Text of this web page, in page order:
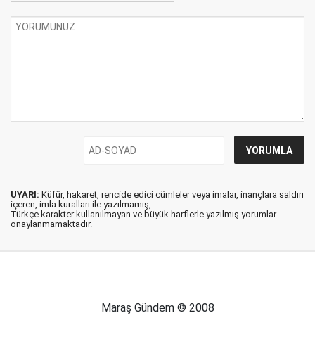
UYARI: Küfür, hakaret, rencide edici cümleler veya imalar, inançlara saldırı
içeren, imla kuralları ile yazılmamış,
Türkçe karakter kullanılmayan ve büyük harflerle yazılmış yorumlar
onaylanmamaktadır.
Maraş Gündem © 2008